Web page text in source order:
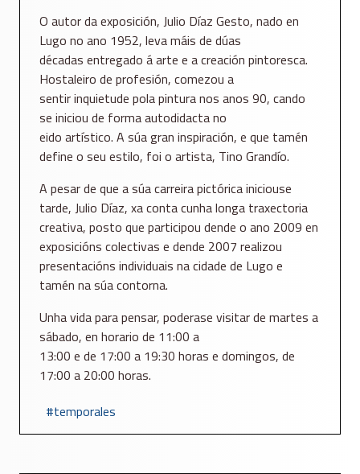
O autor da exposición, Julio Díaz Gesto, nado en
Lugo no ano 1952, leva máis de dúas
décadas entregado á arte e a creación pintoresca.
Hostaleiro de profesión, comezou a
sentir inquietude pola pintura nos anos 90, cando
se iniciou de forma autodidacta no
eido artístico. A súa gran inspiración, e que tamén
define o seu estilo, foi o artista, Tino Grandío.
A pesar de que a súa carreira pictórica iniciouse
tarde, Julio Díaz, xa conta cunha longa traxectoria
creativa, posto que participou dende o ano 2009 en
exposicións colectivas e dende 2007 realizou
presentacións individuais na cidade de Lugo e
tamén na súa contorna.
Unha vida para pensar, poderase visitar de martes a
sábado, en horario de 11:00 a
13:00 e de 17:00 a 19:30 horas e domingos, de
17:00 a 20:00 horas.
temporales